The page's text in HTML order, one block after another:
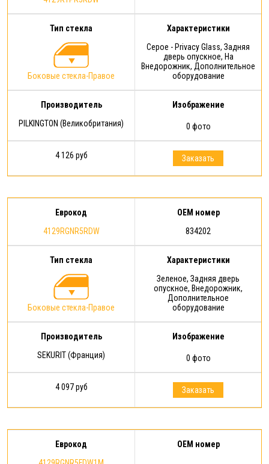
Тип стекла
Боковые стекла-Правое
Характеристики
Серое - Privacy Glass, Задняя
дверь опускное, На
Внедорожник, Дополнительное
оборудование
Производитель
PILKINGTON (Великобритания)
Изображение
0 фото
4 126 руб Заказать
Еврокод
4129RGNR5RDW
OEM номер
834202
Тип стекла
Боковые стекла-Правое
Характеристики
Зеленое, Задняя дверь
опускное, Внедорожник,
Дополнительное
оборудование
Производитель
SEKURIT (Франция)
Изображение
0 фото
4 097 руб Заказать
Еврокод
OEM номер